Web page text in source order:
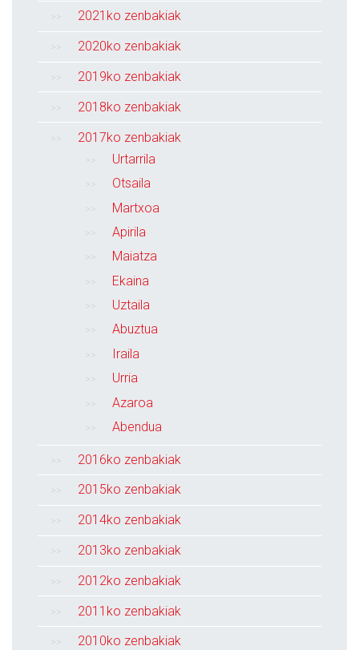
2021ko zenbakiak
2020ko zenbakiak
2019ko zenbakiak
2018ko zenbakiak
2017ko zenbakiak
Urtarrila
Otsaila
Martxoa
Apirila
Maiatza
Ekaina
Uztaila
Abuztua
Iraila
Urria
Azaroa
Abendua
2016ko zenbakiak
2015ko zenbakiak
2014ko zenbakiak
2013ko zenbakiak
2012ko zenbakiak
2011ko zenbakiak
2010ko zenbakiak